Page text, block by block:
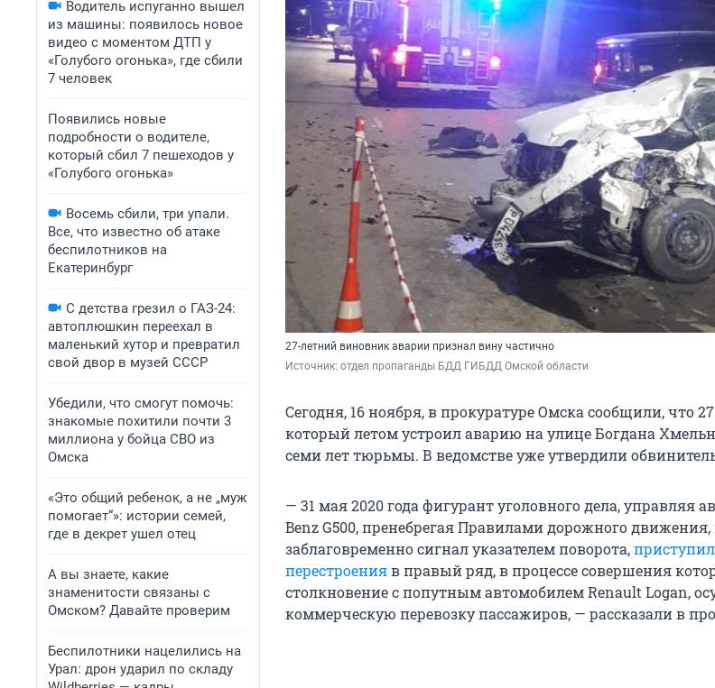
Водитель испуганно вышел
из машины: появилось новое
видео с моментом ДТП у
«Голубого огонька», где сбили
7 человек
Появились новые
подробности о водителе,
который сбил 7 пешеходов у
«Голубого огонька»
Восемь сбили, три упали.
Все, что известно об атаке
беспилотников на
Екатеринбург
С детства грезил о ГАЗ-24:
автоплюшкин переехал в
маленький хутор и превратил
свой двор в музей СССР
Убедили, что смогут помочь:
знакомые похитили почти 3
миллиона у бойца СВО из
Омска
«Это общий ребенок, а не „муж
помогает“»: истории семей,
где в декрет ушел отец
А вы знаете, какие
знаменитости связаны с
Омском? Давайте проверим
Беспилотники нацелились на
Урал: дрон ударил по складу
27-летний виновник аварии признал вину частично
Источник: отдел пропаганды БДД ГИБДД Омской области
Сегодня, 16 ноября, в прокуратуре Омска сообщили, что
который летом устроил аварию на улице Богдана
семи лет тюрьмы. В ведомстве уже утвердили
— 31 мая 2020 года фигурант уголовного дела, управляя
Benz G500, пренебрегая Правилами дорожного движения,
заблаговременно сигнал указателем поворота,
перестроенияв правый ряд, в процессе совершения
столкновение с попутным автомобилем Renault Logan,
коммерческую перевозку пассажиров, — рассказали в